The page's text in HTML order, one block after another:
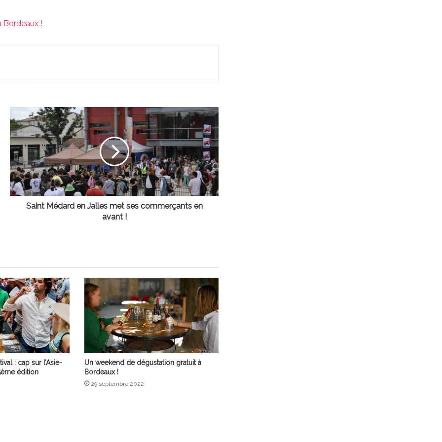
Bordeaux !
Saint
Médard
en
Jalles
met
ses
commerçants
en
avant !
Saint Médard en Jalles met ses commerçants en
avant !
: cap sur l’Asie-
édition
Un weekend de dégustation gratuit à
Bordeaux !
29 septembre 2022